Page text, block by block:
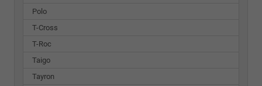
Polo
T-Cross
T-Roc
Taigo
Tayron